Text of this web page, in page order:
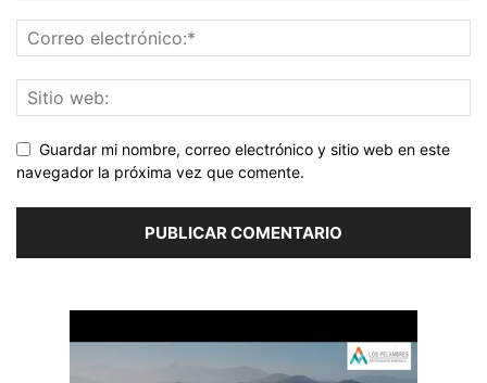
Guardar mi nombre, correo electrónico y sitio web en este
navegador la próxima vez que comente.